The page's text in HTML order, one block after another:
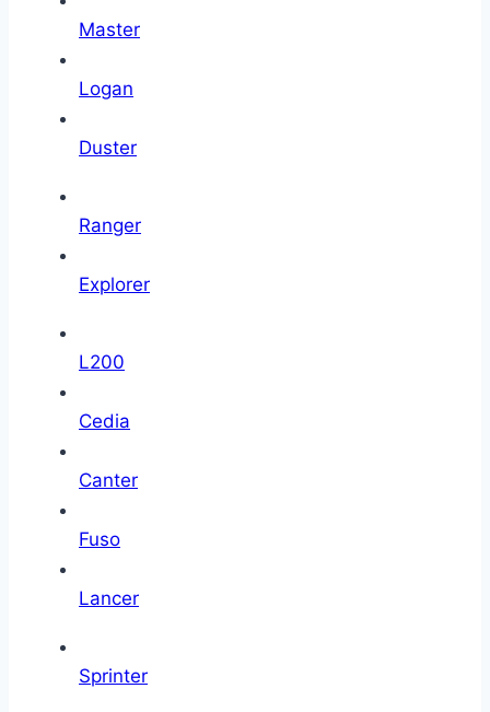
Master
Logan
Duster
Ranger
Explorer
L200
Cedia
Canter
Fuso
Lancer
Sprinter